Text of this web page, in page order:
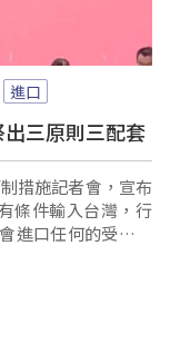
進口
三原則三配套
措施記者會，宣布
條件輸入台灣，行
進口任何的受到核